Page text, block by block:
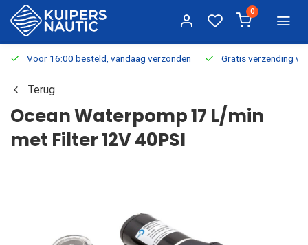
0
Voor 16:00 besteld, vandaag verzonden Gratis verzending
Terug
Ocean Waterpomp 17 L/min
met Filter 12V 40PSI